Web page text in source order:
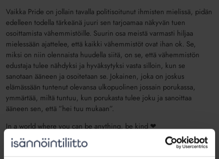
Vaikka Pride on jollain tavalla politisoitunut ihmisten mielissä, pidän
edelleen todella tärkeänä juuri sen tarjoamaa näkyvän tuen
osoittamista vähemmistöille. Suurin osa meistä varmasti hiljaa
mielessään ajattelee, että kaikki vähemmistöt ovat ihan ok. Se,
miksi on niin olennaista huudella siitä, on se, että vähemmistön
edustaja tulee nähdyksi ja hyväksytyksi vasta silloin, kun se
sanotaan ääneen ja osoitetaan se. Jokainen, joka on joskus
elämässään tuntenut olevansa ulkopuolinen jossain porukassa,
ymmärtää, miltä tuntuu, kun porukasta tulee joku ja sanoittaa
ääneen sen, että ”hei tuu mukaan”.
In a world where you can be anything, be kind❤
Lisätietoa Isännöintiliiton Pride-yhteisökumppanuudesta ja